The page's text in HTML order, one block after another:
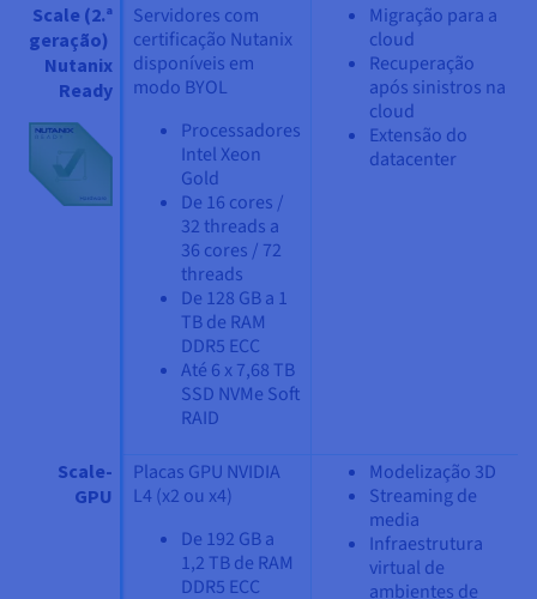
Scale (2.ª
geração)
Nutanix
Ready
Servidores com
certificação Nutanix
disponíveis em
modo BYOL
Processadores
Intel Xeon
Gold
De 16 cores /
32 threads a
36 cores / 72
threads
De 128 GB a 1
TB de RAM
DDR5 ECC
Até 6 x 7,68 TB
SSD NVMe Soft
RAID
Migração para a
cloud
Recuperação
após sinistros na
cloud
​Extensão do
datacenter
Scale-
GPU
Placas GPU NVIDIA
L4 (x2 ou x4)
De 192 GB a
1,2 TB de RAM
DDR5 ECC
Modelização 3D
Streaming de
media
Infraestrutura
virtual de
ambientes de